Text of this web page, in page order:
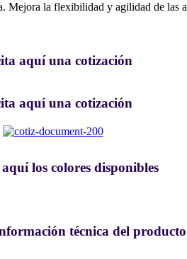
Mejora la flexibilidad y agilidad de
aquí una cotización
aquí una cotización
los colores disponibles
técnica del producto